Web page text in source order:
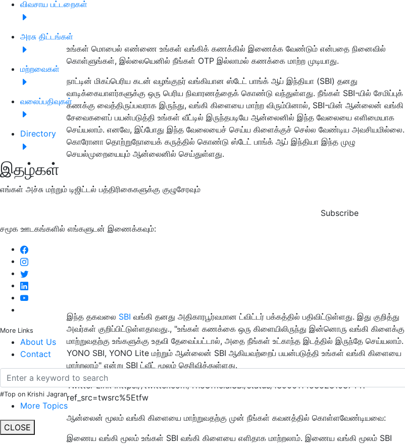
விவசாய பட்டறைகள்
அரசு திட்டங்கள்
மற்றவைகள்
வலைப்பதிவுகள்
Directory
இதழ்கள்
எங்கள் அச்சு மற்றும் டிஜிட்டல் பத்திரிகைகளுக்கு குழுசேரவும்
Subscribe
சமூக ஊடகங்களில் எங்களுடன் இணைக்கவும்:
More Links
About Us
Contact
#Top on Krishi Jagran
More Topics
CLOSE
உங்கள் மொபைல் எண்ணை உங்கள் வங்கிக் கணக்கில் இணைக்க வேண்டும் என்பதை நினைவில்
கொள்ளுங்கள், இல்லையெனில் நீங்கள் OTP இல்லாமல் கணக்கை மாற்ற முடியாது.
நாட்டின் மிகப்பெரிய கடன் வழங்குநர் வங்கியான ஸ்டேட் பாங்க் ஆப் இந்தியா (SBI) தனது
வாடிக்கையாளர்களுக்கு ஒரு பெரிய நிவாரணத்தைக் கொண்டு வந்துள்ளது. நீங்கள் SBI-யில் சேமிப்புக்
கணக்கு வைத்திருப்பவராக இருந்து, வங்கி கிளையை மாற்ற விரும்பினால், SBI-யின் ஆன்லைன் வங்கி
சேவைகளைப் பயன்படுத்தி உங்கள் வீட்டில் இருந்தபடியே ஆன்லைனில் இந்த வேலையை எளிமையாக
செய்யலாம். எனவே, இப்போது இந்த வேலையைச் செய்ய கிளைக்குச் செல்ல வேண்டிய அவசியமில்லை.
கொரோனா தொற்றுநோயைக் கருத்தில் கொண்டு ஸ்டேட் பாங்க் ஆப் இந்தியா இந்த முழு
செயல்முறையையும் ஆன்லைனில் செய்துள்ளது.
இந்த தகவலை SBI வங்கி தனது அதிகாரபூர்வமான ட்விட்டர் பக்கத்தில் பதிவிட்டுள்ளது. இது குறித்து
அவர்கள் குறிப்பிட்டுள்ளதாவது., "உங்கள் கணக்கை ஒரு கிளையிலிருந்து இன்னொரு வங்கி கிளைக்கு
மாற்றுவதற்கு உங்களுக்கு உதவி தேவைப்பட்டால், அதை நீங்கள் உட்காந்த இடத்தில் இருந்தே செய்யலாம்.
YONO SBI, YONO Lite மற்றும் ஆன்லைன் SBI ஆகியவற்றைப் பயன்படுத்தி உங்கள் வங்கி கிளையை
மாற்றலாம்" என்று SBI ட்வீட் மூலம் தெரிவித்துள்ளது.
Twitter Link :https://twitter.com/TheOfficialSBI/status/1390611453523103744?
ref_src=twsrc%5Etfw
ஆன்லைன் மூலம் வங்கி கிளையை மாற்றுவதற்கு முன் நீங்கள் கவனத்தில் கொள்ளவேண்டியவை:
இணைய வங்கி மூலம் உங்கள் SBI வங்கி கிளையை எளிதாக மாற்றலாம். இணைய வங்கி மூலம் SBI